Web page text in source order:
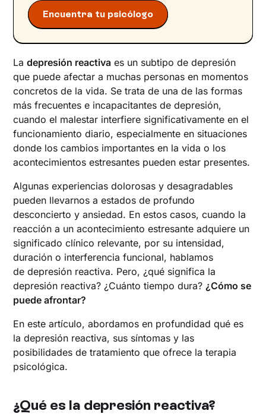
Encuentra tu psicólogo
Ladepresión reactiva es un subtipo de depresión
que puede afectar a muchas personas en momentos
concretos de la vida. Se trata de una de las formas
más frecuentes e incapacitantes de depresión,
cuando el malestar interfiere significativamente en el
funcionamiento diario, especialmente en situaciones
donde los cambios importantes en la vida o los
acontecimientos estresantes pueden estar presentes.
Algunas experiencias dolorosas y desagradables
pueden llevarnos a estados de profundo
desconcierto y ansiedad. En estos casos, cuando la
reacción a un acontecimiento estresante adquiere un
significado clínico relevante, por su intensidad,
duración o interferencia funcional, hablamos
de depresión reactiva. Pero, ¿qué significa la
depresión reactiva? ¿Cuánto tiempo dura? ¿Cómo se
puede afrontar?
En este artículo, abordamos en profundidad qué es
la depresión reactiva, sus síntomas y las
posibilidades de tratamiento que ofrece la terapia
psicológica.
¿Qué es la depresión reactiva?